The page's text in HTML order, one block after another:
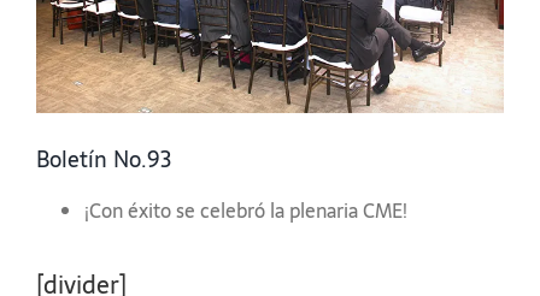
Boletín No.93
¡Con éxito se celebró la plenaria CME!
[divider]